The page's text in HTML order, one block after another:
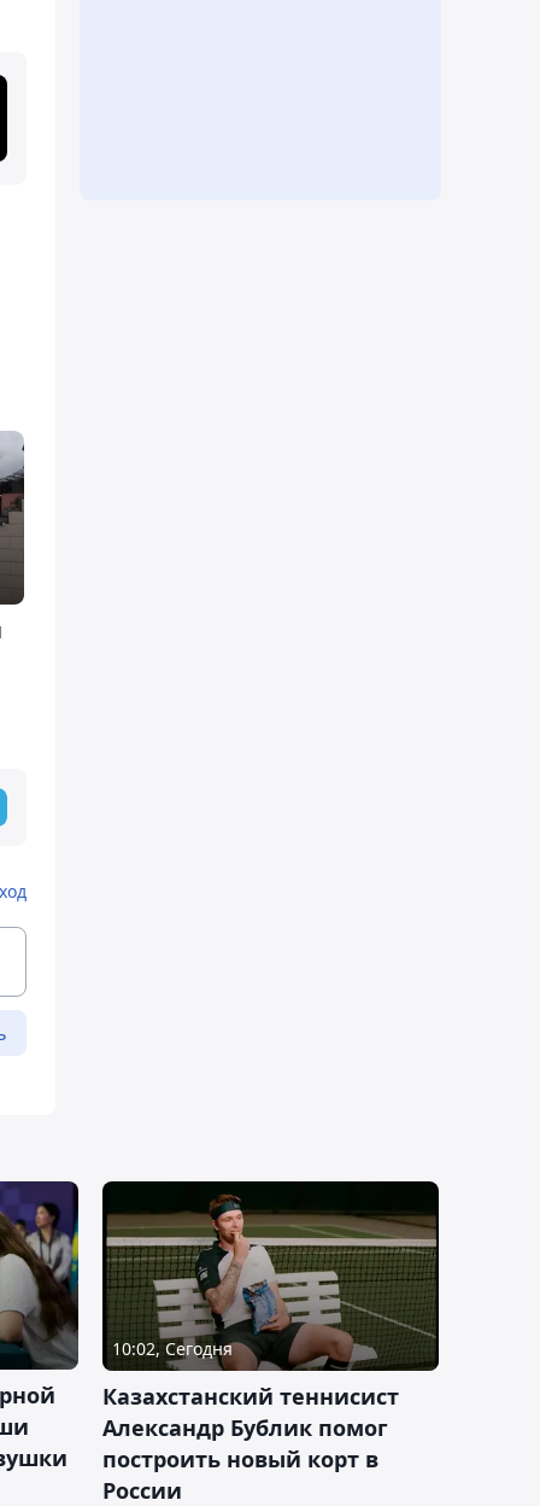
10:02, Сегодня
Казахстанский теннисист
Александр Бублик помог
построить новый корт в
России